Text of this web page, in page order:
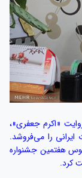
روایت «اکرم جعفری»،
ایرانی را می‌فروشد.
مستند «۴۴ نفر» که فانوس هفتمین جشنواره
کرد.